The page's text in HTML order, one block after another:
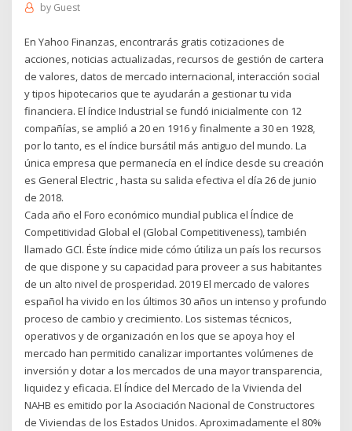
by Guest
En Yahoo Finanzas, encontrarás gratis cotizaciones de
acciones, noticias actualizadas, recursos de gestión de cartera
de valores, datos de mercado internacional, interacción social
y tipos hipotecarios que te ayudarán a gestionar tu vida
financiera. El índice Industrial se fundó inicialmente con 12
compañías, se amplió a 20 en 1916 y finalmente a 30 en 1928,
por lo tanto, es el índice bursátil más antiguo del mundo. La
única empresa que permanecía en el índice desde su creación
es General Electric , hasta su salida efectiva el día 26 de junio
de 2018.
Cada año el Foro económico mundial publica el Índice de
Competitividad Global el (Global Competitiveness), también
llamado GCI. Éste índice mide cómo útiliza un país los recursos
de que dispone y su capacidad para proveer a sus habitantes
de un alto nivel de prosperidad. 2019 El mercado de valores
español ha vivido en los últimos 30 años un intenso y profundo
proceso de cambio y crecimiento. Los sistemas técnicos,
operativos y de organización en los que se apoya hoy el
mercado han permitido canalizar importantes volúmenes de
inversión y dotar a los mercados de una mayor transparencia,
liquidez y eficacia. El Índice del Mercado de la Vivienda del
NAHB es emitido por la Asociación Nacional de Constructores
de Viviendas de los Estados Unidos. Aproximadamente el 80%